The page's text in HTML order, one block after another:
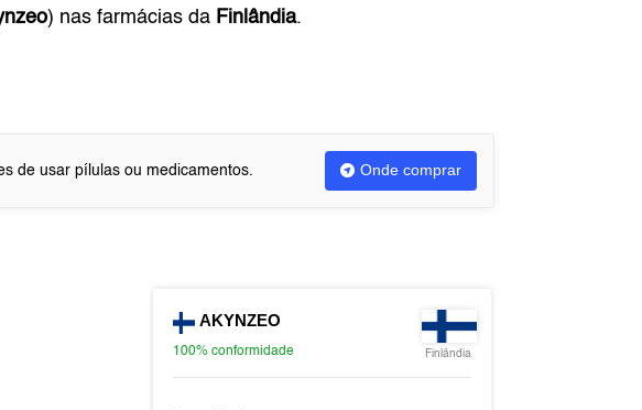
) nas farmácias da Finlândia.
de usar pílulas ou medicamentos. Onde comprar
AKYNZEO
100% conformidade Finlândia